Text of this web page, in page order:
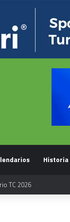
Historia
TC 2026